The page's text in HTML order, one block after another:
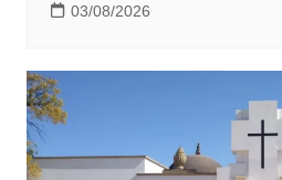
03/08/2026